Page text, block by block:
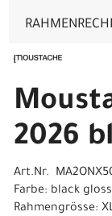
2026
Art.Nr.
Farbe: black
Rahmengrösse: